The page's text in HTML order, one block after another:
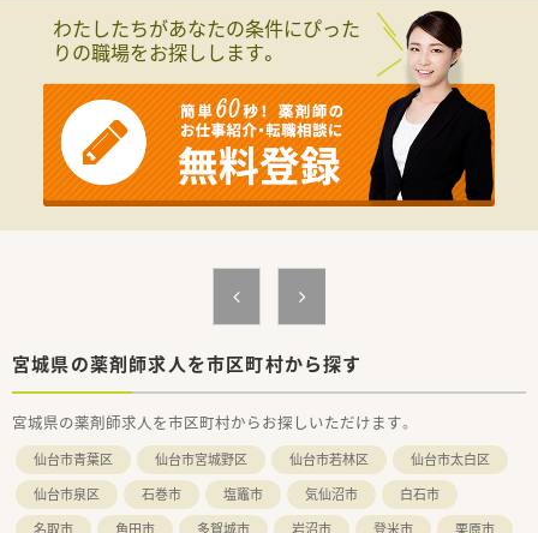
リハビリテーションを専門とした仙台市近郊の病院です。
現在薬剤師2名体制ですが、増員での募集となります。
わたしたちがあなたの条件にぴった
りの職場をお探しします。
宮城県の薬剤師求人を市区町村から探す
宮城県の薬剤師求人を市区町村からお探しいただけます。
仙台市青葉区 仙台市宮城野区 仙台市若林区
仙台市太白区
仙台市泉区
石巻市 塩竈市 気仙沼市
白石市
名取市
角田市 多賀城市 岩沼市 登米市 栗原市